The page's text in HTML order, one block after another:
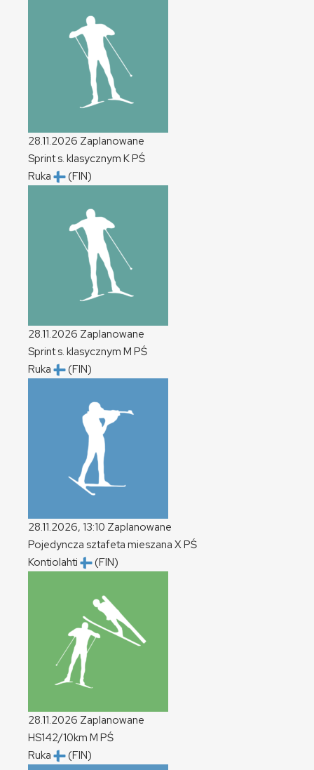
28.11.2026 Zaplanowane
Sprint s. klasycznym KPŚ
Ruka
(FIN)
28.11.2026 Zaplanowane
Sprint s. klasycznym M PŚ
Ruka
(FIN)
28.11.2026, 13:10 Zaplanowane
Pojedyncza sztafeta mieszana XPŚ
Kontiolahti
(FIN)
28.11.2026 Zaplanowane
HS142/10km M PŚ
Ruka
(FIN)